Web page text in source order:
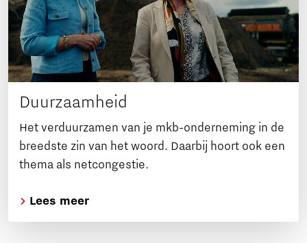
Duurzaamheid
Het verduurzamen van je mkb-onderneming in de
breedste zin van het woord. Daarbij hoort ook een
thema als netcongestie.
Lees meer